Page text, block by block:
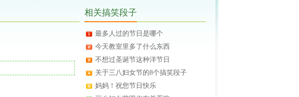
相关搞笑段子
最多人过的节日是哪个
今天教室里多了什么东西
不想过圣诞节这种洋节日
关于三八妇女节的8个搞笑段子
妈妈！祝您节日快乐